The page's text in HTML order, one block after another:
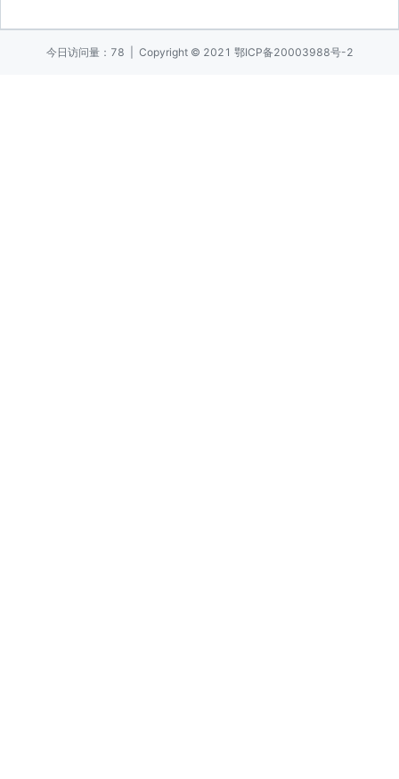
今日访问量：78 | Copyright © 2021 鄂ICP备20003988号-2